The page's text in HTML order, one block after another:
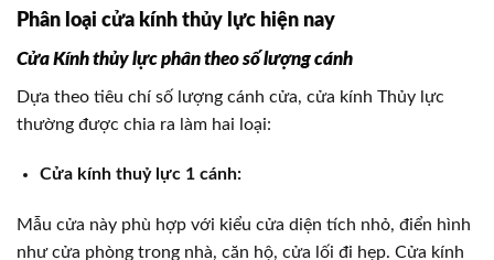
Phân loại cửa kính thủy lực hiện nay
Cửa Kính thủy lực phân theo số lượng cánh
Dựa theo tiêu chí số lượng cánh cửa, cửa kính Thủy lực
thường được chia ra làm hai loại:
Cửa kính thuỷ lực 1 cánh:
Mẫu cửa này phù hợp với kiểu cửa diện tích nhỏ, điển hình
như cửa phòng trong nhà, căn hộ, cửa lối đi hẹp. Cửa kính